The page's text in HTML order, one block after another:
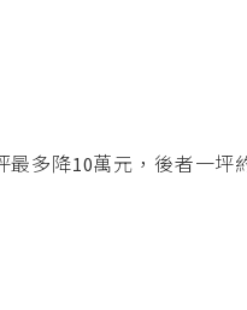
多降10萬元，後者一坪